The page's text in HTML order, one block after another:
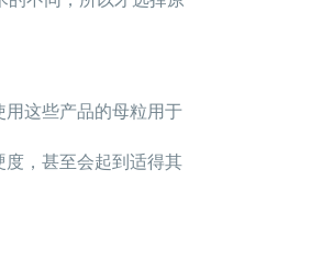
这些产品的母粒用于
，甚至会起到适得其